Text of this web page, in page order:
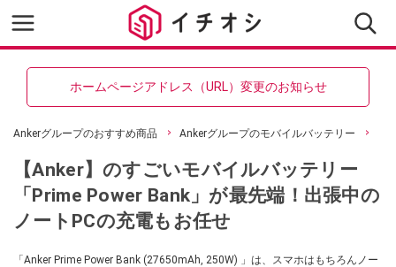
ホームページアドレス（URL）変更のお知らせ
Ankerグループのおすすめ商品 Ankerグループのモバイルバッテリー
【Anker】のすごいモバイルバッテリー
「Prime Power Bank」が最先端！出張中の
ノートPCの充電もお任せ
「Anker Prime Power Bank (27650mAh, 250W) 」は、スマホはもちろんノー